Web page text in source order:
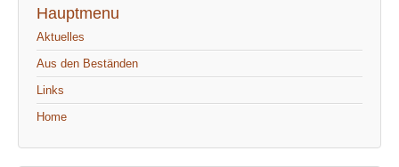
Hauptmenu
Aktuelles
Aus den Beständen
Links
Home